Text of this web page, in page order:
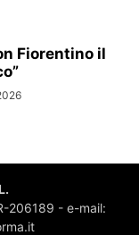
Fiorentino il
206189 - e-mail: